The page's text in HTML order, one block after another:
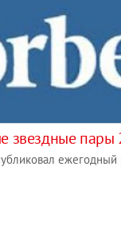
звездные пары
ежегодный